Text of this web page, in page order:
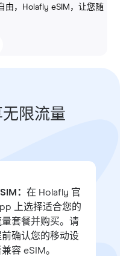
由，Holafly eSIM，让您随
限流量
： 在 Holafly 官
上选择适合您的
套餐并购买。请
前确认您的移动设
容 eSIM。